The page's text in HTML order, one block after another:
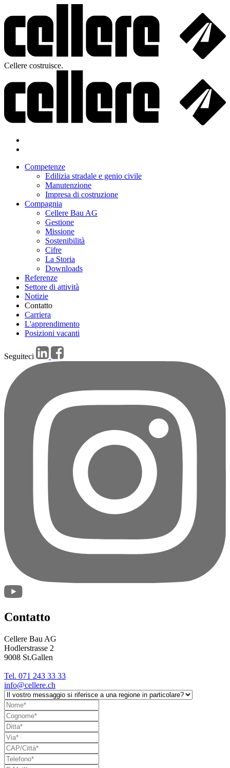
Cellere costruisce.
Competenze
Edilizia stradale e genio civile
Manutenzione
Impresa di costruzione
Compagnia
Cellere Bau AG
Gestione
Missione
Sostenibilità
Cifre
La Storia
Downloads
Referenze
Settore di attività
Notizie
Contatto
Carriera
L'apprendimento
Posizioni vacanti
Seguiteci
Contatto
Cellere Bau AG
Hodlerstrasse 2
9008 St.Gallen
Tel. 071 243 33 33
info@cellere.ch